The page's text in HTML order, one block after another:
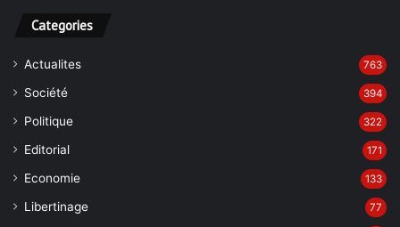
Categories
Actualites 763
Société 394
Politique 322
Editorial 171
Economie 133
Libertinage 77